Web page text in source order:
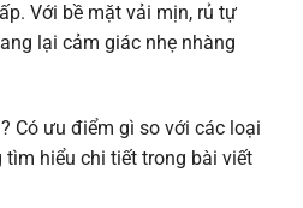
Với bề mặt vải mịn, rủ tự
lại cảm giác nhẹ nhàng
Có ưu điểm gì so với các loại
tìm hiểu chi tiết trong bài viết